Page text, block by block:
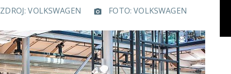
ZDROJ: VOLKSWAGEN FOTO: VOLKSWAGEN